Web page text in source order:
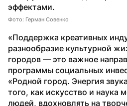
эффектами.
Фото: Герман Совенко
«Поддержка креативных
разнообразие культурной
городов — это важное
программы социальных
«Родной город. Энергия
того, как искусство и наука
людей, вдохновлять на